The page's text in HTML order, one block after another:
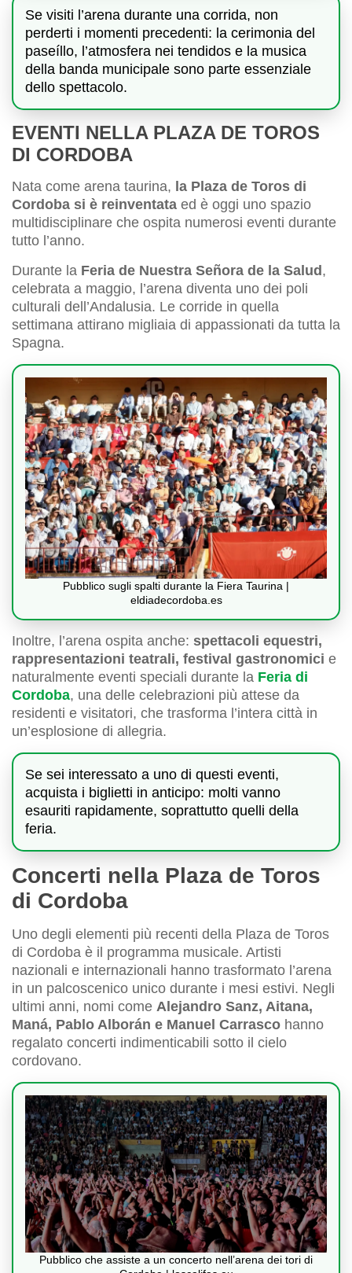
Se visiti l’arena durante una corrida, non
perderti i momenti precedenti: la cerimonia del
paseíllo, l’atmosfera nei tendidos e la musica
della banda municipale sono parte essenziale
dello spettacolo.
EVENTI NELLA PLAZA DE TOROS
DI CORDOBA
Nata come arena taurina, la Plaza de Toros di
Cordoba si è reinventata ed è oggi uno spazio
multidisciplinare che ospita numerosi eventi durante
tutto l’anno.
Durante la Feria de Nuestra Señora de la Salud,
celebrata a maggio, l’arena diventa uno dei poli
culturali dell’Andalusia. Le corride in quella
settimana attirano migliaia di appassionati da tutta la
Spagna.
Pubblico sugli spalti durante la Fiera Taurina |
eldiadecordoba.es
Inoltre, l’arena ospita anche: spettacoli equestri,
rappresentazioni teatrali, festival gastronomici e
naturalmente eventi speciali durante la Feria di
Cordoba, una delle celebrazioni più attese da
residenti e visitatori, che trasforma l’intera città in
un’esplosione di allegria.
Se sei interessato a uno di questi eventi,
acquista i biglietti in anticipo: molti vanno
esauriti rapidamente, soprattutto quelli della
feria.
Concerti nella Plaza de Toros
di Cordoba
Uno degli elementi più recenti della Plaza de Toros
di Cordoba è il programma musicale. Artisti
nazionali e internazionali hanno trasformato l’arena
in un palcoscenico unico durante i mesi estivi. Negli
ultimi anni, nomi come Alejandro Sanz, Aitana,
Maná, Pablo Alborán e Manuel Carrasco hanno
regalato concerti indimenticabili sotto il cielo
cordovano.
Pubblico che assiste a un concerto nell’arena dei tori di